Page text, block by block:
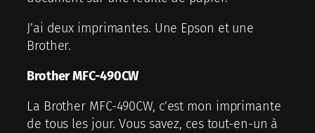
J’ai deux imprimantes. Une Epson et une
Brother.
Brother MFC-490CW
La Brother MFC-490CW, c’est mon imprimante
de tous les jour. Vous savez, ces tout-en-un à